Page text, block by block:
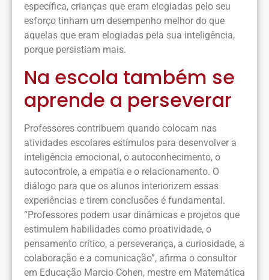
específica, crianças que eram elogiadas pelo seu
esforço tinham um desempenho melhor do que
aquelas que eram elogiadas pela sua inteligência,
porque persistiam mais.
Na escola também se
aprende a perseverar
Professores contribuem quando colocam nas
atividades escolares estímulos para desenvolver a
inteligência emocional, o autoconhecimento, o
autocontrole, a empatia e o relacionamento. O
diálogo para que os alunos interiorizem essas
experiências e tirem conclusões é fundamental.
“Professores podem usar dinâmicas e projetos que
estimulem habilidades como proatividade, o
pensamento crítico, a perseverança, a curiosidade, a
colaboração e a comunicação”, afirma o consultor
em Educação Marcio Cohen, mestre em Matemática